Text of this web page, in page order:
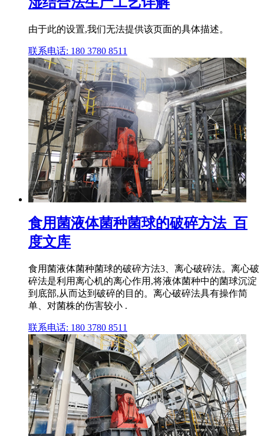
由于此的设置,我们无法提供该页面的具体描述。
联系电话: 180 3780 8511
食用菌液体菌种菌球的破碎方法_百
度文库
食用菌液体菌种菌球的破碎方法3、离心破碎法。离心破
碎法是利用离心机的离心作用,将液体菌种中的菌球沉淀
到底部,从而达到破碎的目的。离心破碎法具有操作简
单、对菌株的伤害较小 .
联系电话: 180 3780 8511